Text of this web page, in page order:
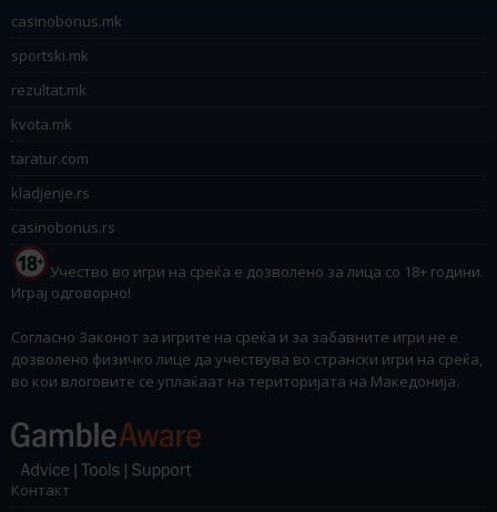
casinobonus.mk
sportski.mk
rezultat.mk
kvota.mk
taratur.com
kladjenje.rs
casinobonus.rs
Учество во игри на среќа е дозволено за лица со 18+ години.
Играј одговорно!
Согласно Законот за игрите на среќа и за забавните игри не е
дозволено физичко лице да учествува во странски игри на среќа,
во кои влоговите се уплаќаат на територијата на Македонија.
Контакт